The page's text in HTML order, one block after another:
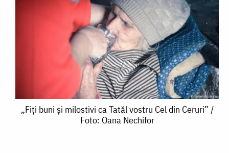
„Fiți
„Fiți buni și milostivi ca Tatăl vostru Cel din Ceruri” /
Foto: Oana Nechifor